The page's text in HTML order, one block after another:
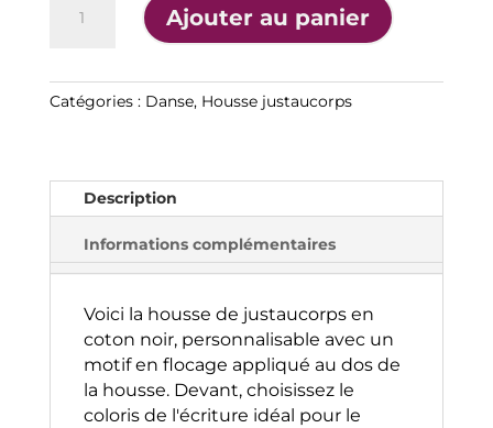
justaucorps
Ajouter au panier
e
t
:
Catégories : Danse, Housse justaucorps
Description
Informations complémentaires
Voici la housse de justaucorps en
coton noir, personnalisable avec un
motif en flocage appliqué au dos de
la housse. Devant, choisissez le
coloris de l'écriture idéal pour le